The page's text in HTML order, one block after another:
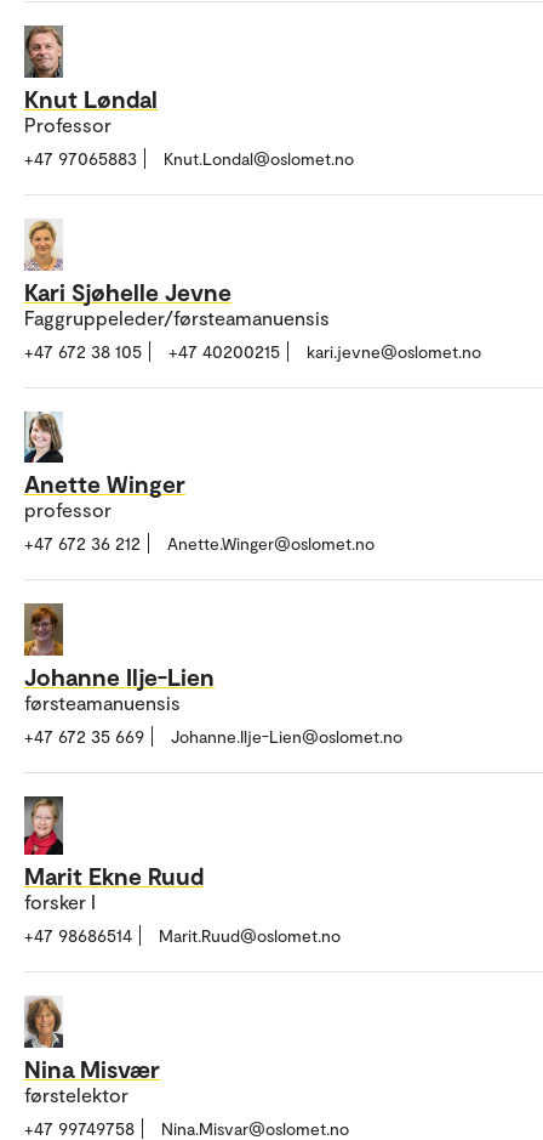
Knut Løndal
Professor
+47 97065883 Knut.Londal@oslomet.no
Kari Sjøhelle Jevne
Faggruppeleder/førsteamanuensis
+47 672 38 105 +47 40200215 kari.jevne@oslomet.no
Anette Winger
professor
+47 672 36 212 Anette.Winger@oslomet.no
Johanne Ilje-Lien
førsteamanuensis
+47 672 35 669 Johanne.Ilje-Lien@oslomet.no
Marit Ekne Ruud
forsker I
+47 98686514 Marit.Ruud@oslomet.no
Nina Misvær
førstelektor
+47 99749758 Nina.Misvar@oslomet.no